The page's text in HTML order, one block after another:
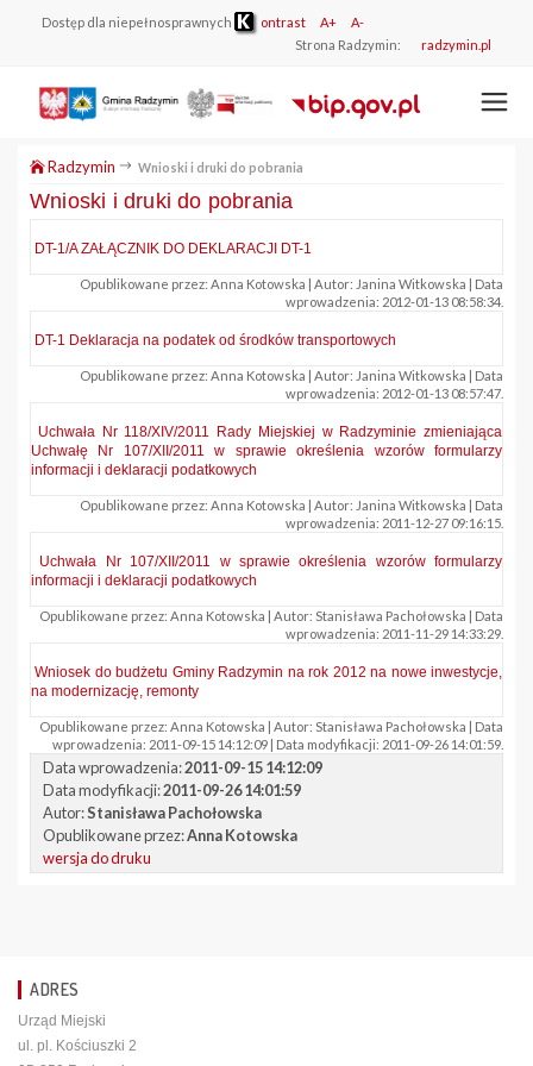
Dostęp dla niepełnosprawnych ontrast A+
A-
Strona Radzymin:
radzymin.pl
Radzymin Wnioski i druki do pobrania
Wnioski i druki do pobrania
DT-1/A ZAŁĄCZNIK DO DEKLARACJI DT-1
Opublikowane przez: Anna Kotowska | Autor: Janina Witkowska | Data
wprowadzenia: 2012-01-13 08:58:34.
DT-1 Deklaracja na podatek od środków transportowych
Opublikowane przez: Anna Kotowska | Autor: Janina Witkowska | Data
wprowadzenia: 2012-01-13 08:57:47.
Uchwała Nr 118/XIV/2011 Rady Miejskiej w Radzyminie zmieniająca
Uchwałę Nr 107/XII/2011 w sprawie określenia wzorów formularzy
informacji i deklaracji podatkowych
Opublikowane przez: Anna Kotowska | Autor: Janina Witkowska | Data
wprowadzenia: 2011-12-27 09:16:15.
Uchwała Nr 107/XII/2011 w sprawie określenia wzorów formularzy
informacji i deklaracji podatkowych
Opublikowane przez: Anna Kotowska | Autor: Stanisława Pachołowska | Data
wprowadzenia: 2011-11-29 14:33:29.
Wniosek do budżetu Gminy Radzymin na rok 2012 na nowe inwestycje,
na modernizację, remonty
Opublikowane przez: Anna Kotowska | Autor: Stanisława Pachołowska | Data
wprowadzenia: 2011-09-15 14:12:09 | Data modyfikacji: 2011-09-26 14:01:59.
Data wprowadzenia:2011-09-15 14:12:09
Data modyfikacji:2011-09-26 14:01:59
Autor:Stanisława Pachołowska
Opublikowane przez:Anna Kotowska
wersja do druku
ADRES
Urząd Miejski
ul. pl. Kościuszki 2